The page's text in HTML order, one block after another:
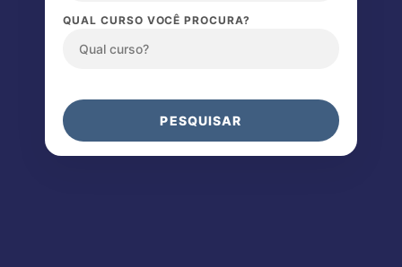
QUAL CURSO VOCÊ PROCURA?
PESQUISAR